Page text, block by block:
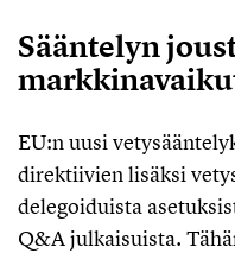
Sääntelyn
EU:n uusi
direktiivien lisäksi
delegoiduista
Q&A julkaisuista.